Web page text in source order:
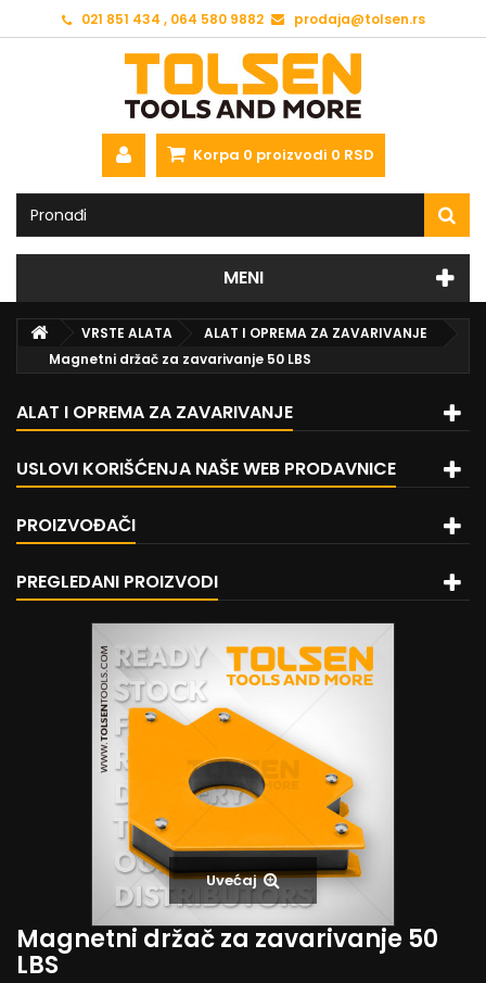
021 851 434 , 064 580 9882 prodaja@tolsen.rs
Korpa 0 proizvodi 0 RSD
MENI
VRSTE ALATA
ALAT I OPREMA ZA ZAVARIVANJE
Magnetni držač za zavarivanje 50 LBS
ALAT I OPREMA ZA ZAVARIVANJE
USLOVI KORIŠĆENJA NAŠE WEB PRODAVNICE
PROIZVOĐAČI
PREGLEDANI PROIZVODI
Uvećaj
Magnetni držač za zavarivanje 50
LBS